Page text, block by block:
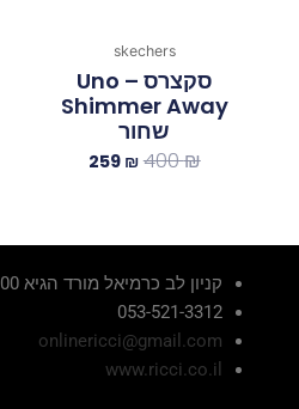
skechers
סקצרס Uno –
Shimmer Away
שחור
400₪
259 ₪
קניון לב כרמיאל מורד הגיא 100
053-521-3312
onlinericci@gmail.com
www.ricci.co.il